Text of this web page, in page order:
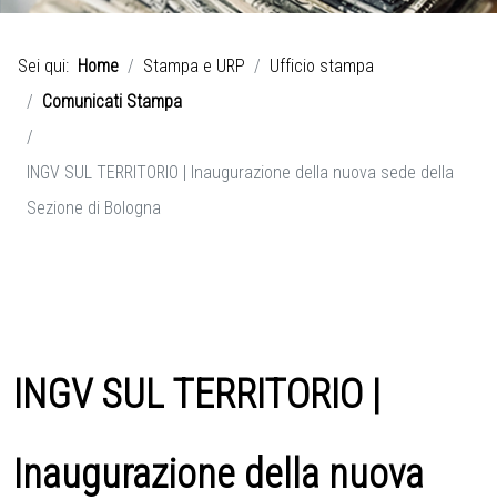
Sei qui: Home Stampa e URP
Ufficio stampa
Comunicati Stampa
INGV SUL TERRITORIO | Inaugurazione della nuova sede della
Sezione di Bologna
INGV SUL TERRITORIO |
Inaugurazione della nuova